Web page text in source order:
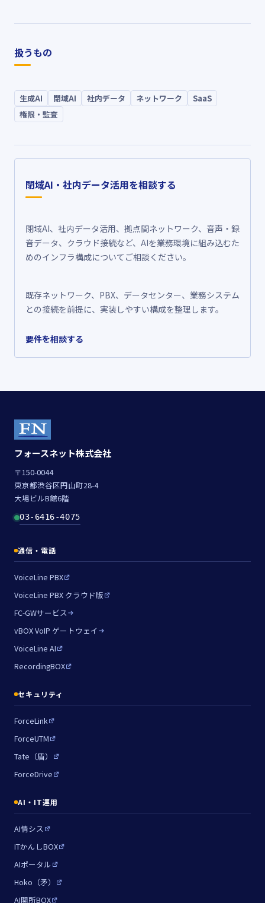
扱うもの
生成AI 閉域AI 社内データ ネットワーク
SaaS
権限・監査
閉域AI・社内データ活用を相談する
閉域AI、社内データ活用、拠点間ネットワーク、音声・録
音データ、クラウド接続など、AIを業務環境に組み込むた
めのインフラ構成についてご相談ください。
既存ネットワーク、PBX、データセンター、業務システム
との接続を前提に、実装しやすい構成を整理します。
要件を相談する
フォースネット株式会社
〒150-0044
東京都渋谷区円山町28-4
大場ビルB館6階
03-6416-4075
通信・電話
VoiceLine PBX
VoiceLine PBX クラウド版
FC-GWサービス
vBOX VoIP ゲートウェイ
VoiceLine AI
RecordingBOX
セキュリティ
ForceLink
ForceUTM
Tate（盾）
ForceDrive
AI・IT運用
AI情シス
ITかんしBOX
AIポータル
Hoko（矛）
AI関所BOX